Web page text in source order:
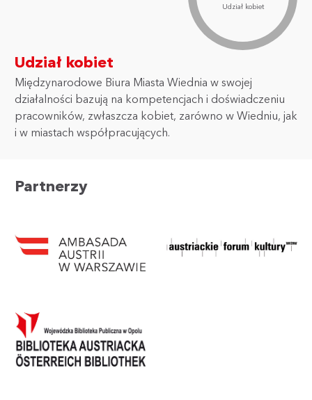
Udział kobiet
Udział kobiet
Międzynarodowe Biura Miasta Wiednia w swojej
działalności bazują na kompetencjach i doświadczeniu
pracowników, zwłaszcza kobiet, zarówno w Wiedniu, jak
i w miastach współpracujących.
Partnerzy